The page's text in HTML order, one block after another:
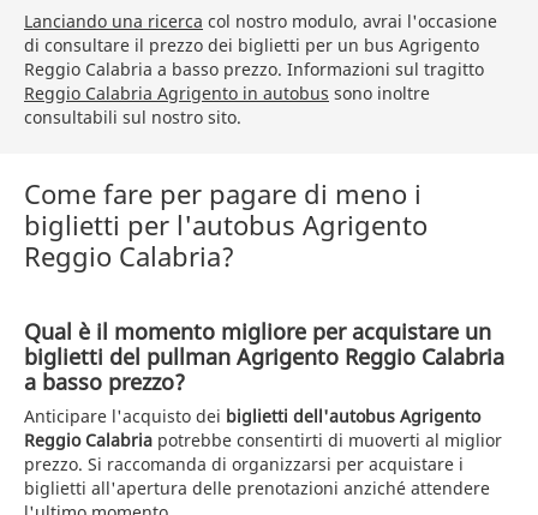
Lanciando una ricerca col nostro modulo, avrai l'occasione
di consultare il prezzo dei biglietti per un bus Agrigento
Reggio Calabria a basso prezzo. Informazioni sul tragitto
Reggio Calabria Agrigento in autobus sono inoltre
consultabili sul nostro sito.
Come fare per pagare di meno i
biglietti per l'autobus Agrigento
Reggio Calabria?
Qual è il momento migliore per acquistare un
biglietti del pullman Agrigento Reggio Calabria
a basso prezzo?
Anticipare l'acquisto dei biglietti dell'autobus Agrigento
Reggio Calabria potrebbe consentirti di muoverti al miglior
prezzo. Si raccomanda di organizzarsi per acquistare i
biglietti all'apertura delle prenotazioni anziché attendere